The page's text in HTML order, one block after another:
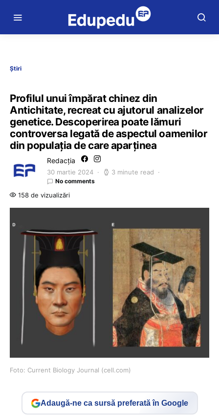
Știri
Profilul unui împărat chinez din
Antichitate, recreat cu ajutorul analizelor
genetice. Descoperirea poate lămuri
controversa legată de aspectul oamenilor
din populaţia de care aparținea
Redacția
30 martie 2024 3 minute read
No comments
158 de vizualizări
Foto: Current Biology Journal (cell.com)
Adaugă-ne ca sursă preferată în Google